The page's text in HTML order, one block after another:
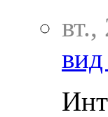
вид